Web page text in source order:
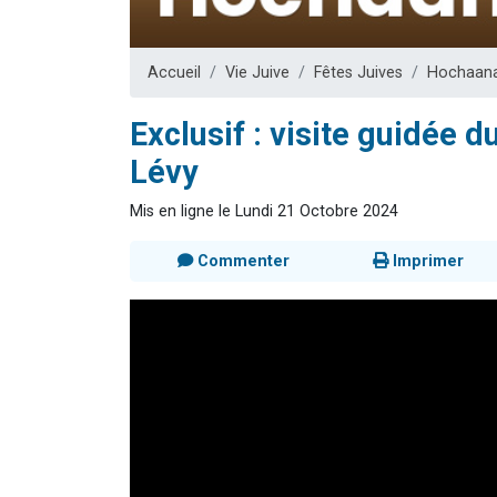
61
Il reste
Nathaniel
Accueil Vie Juive Fêtes Juives
Exclusif : visite guidée
Lévy
Mis en ligne le Lundi 21 Octobre 2024
Commenter Imprimer